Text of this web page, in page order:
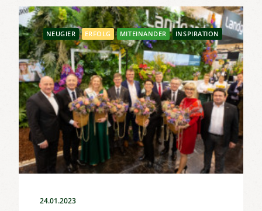
NEUGIER ERFOLG MITEINANDER INSPIRATION
24.01.2023